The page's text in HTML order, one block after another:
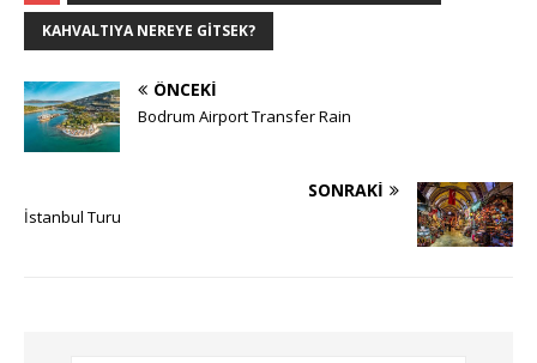
KAHVALTIYA NEREYE GITSEK?
ÖNCEKI
Bodrum Airport Transfer Rain
SONRAKI
İstanbul Turu